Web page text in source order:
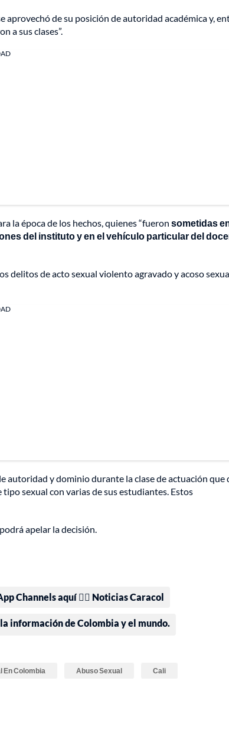
aprovechó de su posición de autoridad académica y,
a sus clases”.
la época de los hechos, quienes “fueron sometidas
del instituto y en el vehículo particular del
delitos de acto sexual violento agravado y acoso
autoridad y dominio durante la clase de actuación que
sexual con varias de sus estudiantes. Estos
apelar la decisión.
Channels aquí 👉🏻 Noticias Caracol
información de Colombia y el mundo.
En Colombia Abuso Sexual Cali